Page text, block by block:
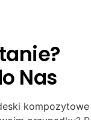
Nas
kompozytowe